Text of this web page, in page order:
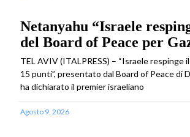
Netanyahu “Israele
del Board of Peace per
TEL AVIV (ITALPRESS) – “Israele respinge
15 punti”, presentato dal Board of Peace di
ha dichiarato il premier israeliano
Agosto 9, 2026